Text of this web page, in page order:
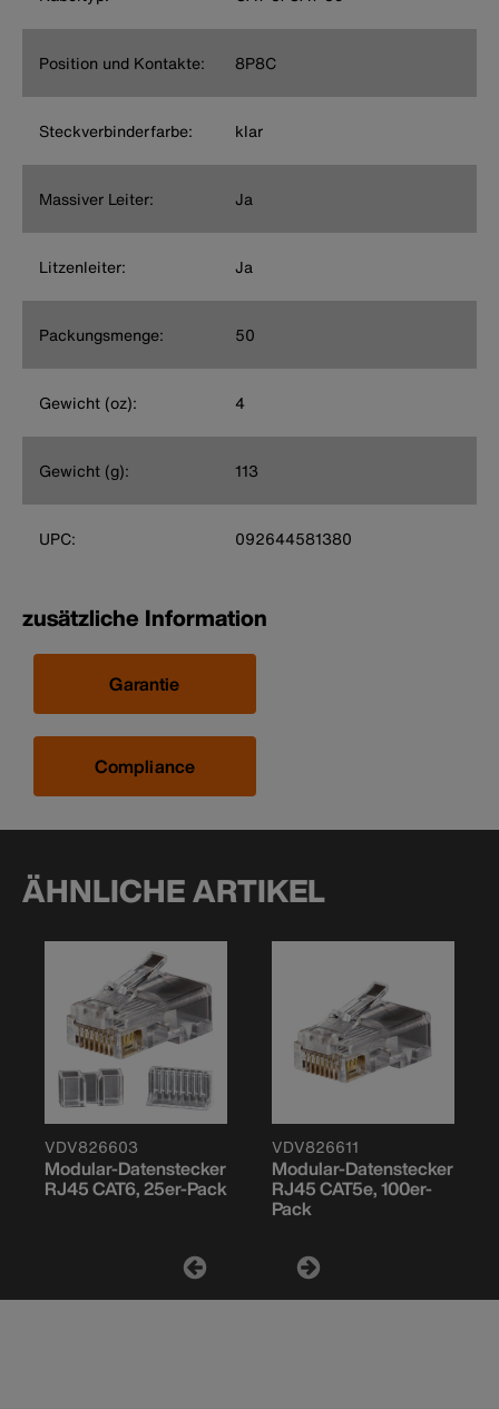
Position und Kontakte: 8P8C
Steckverbinderfarbe: klar
Massiver Leiter: Ja
Litzenleiter: Ja
Packungsmenge: 50
Gewicht (oz): 4
Gewicht (g): 113
UPC: 092644581380
zusätzliche Information
Garantie
Compliance
ÄHNLICHE ARTIKEL
VDV826603
Modular-Datenstecker
RJ45 CAT6, 25er-Pack
VDV826611
Modular-Datenstecker
RJ45 CAT5e, 100er-
Pack